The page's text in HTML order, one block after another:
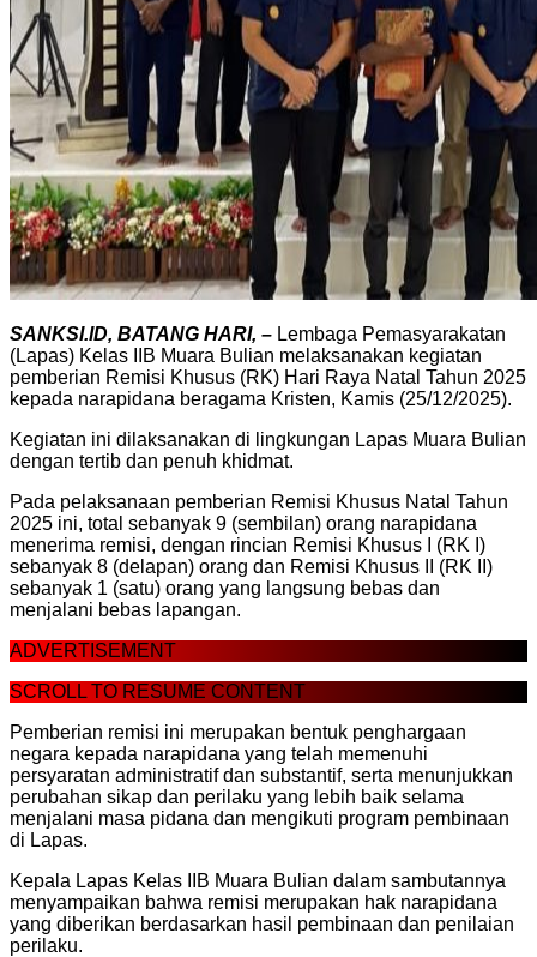
SANKSI.ID, BATANG HARI, – Lembaga Pemasyarakatan
(Lapas) Kelas IIB Muara Bulian melaksanakan kegiatan
pemberian Remisi Khusus (RK) Hari Raya Natal Tahun 2025
kepada narapidana beragama Kristen, Kamis (25/12/2025).
Kegiatan ini dilaksanakan di lingkungan Lapas Muara Bulian
dengan tertib dan penuh khidmat.
Pada pelaksanaan pemberian Remisi Khusus Natal Tahun
2025 ini, total sebanyak 9 (sembilan) orang narapidana
menerima remisi, dengan rincian Remisi Khusus I (RK I)
sebanyak 8 (delapan) orang dan Remisi Khusus II (RK II)
sebanyak 1 (satu) orang yang langsung bebas dan
menjalani bebas lapangan.
ADVERTISEMENT
SCROLL TO RESUME CONTENT
Pemberian remisi ini merupakan bentuk penghargaan
negara kepada narapidana yang telah memenuhi
persyaratan administratif dan substantif, serta menunjukkan
perubahan sikap dan perilaku yang lebih baik selama
menjalani masa pidana dan mengikuti program pembinaan
di Lapas.
Kepala Lapas Kelas IIB Muara Bulian dalam sambutannya
menyampaikan bahwa remisi merupakan hak narapidana
yang diberikan berdasarkan hasil pembinaan dan penilaian
perilaku.